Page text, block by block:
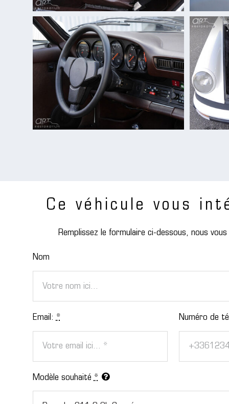
Ce véhicule vous
Remplissez le formulaire ci-dessous, nous
Nom
Email:* Numéro de
Modèle souhaité *